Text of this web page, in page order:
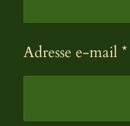
Adresse e-mail *